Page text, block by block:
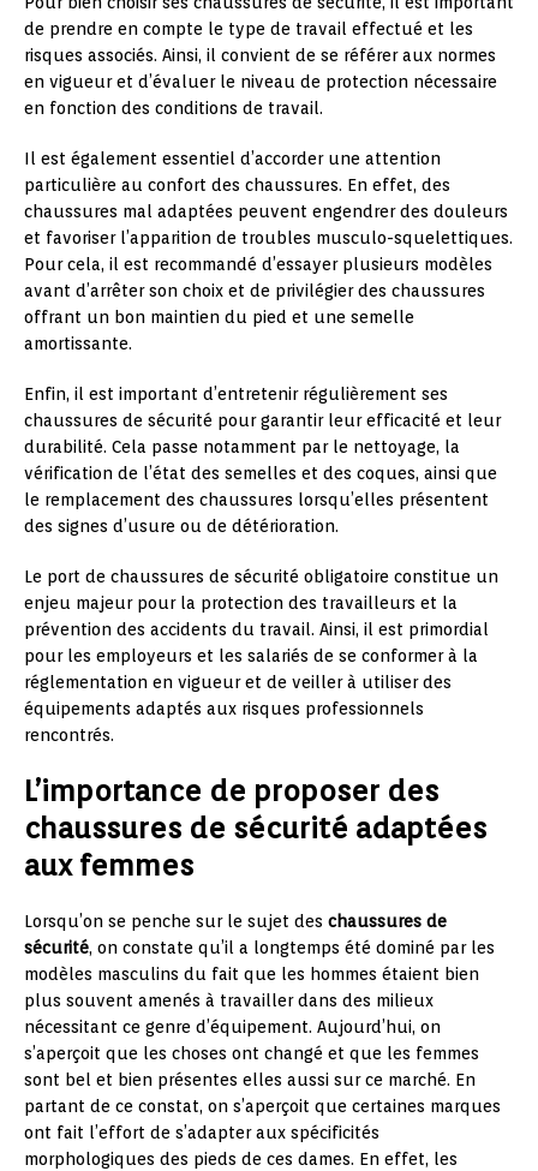
de prendre en compte le type de travail effectué et les
risques associés. Ainsi, il convient de se référer aux normes
en vigueur et d’évaluer le niveau de protection nécessaire
en fonction des conditions de travail.
Il est également essentiel d’accorder une attention
particulière au confort des chaussures. En effet, des
chaussures mal adaptées peuvent engendrer des douleurs
et favoriser l’apparition de troubles musculo-squelettiques.
Pour cela, il est recommandé d’essayer plusieurs modèles
avant d’arrêter son choix et de privilégier des chaussures
offrant un bon maintien du pied et une semelle
amortissante.
Enfin, il est important d’entretenir régulièrement ses
chaussures de sécurité pour garantir leur efficacité et leur
durabilité. Cela passe notamment par le nettoyage, la
vérification de l’état des semelles et des coques, ainsi que
le remplacement des chaussures lorsqu’elles présentent
des signes d’usure ou de détérioration.
Le port de chaussures de sécurité obligatoire constitue un
enjeu majeur pour la protection des travailleurs et la
prévention des accidents du travail. Ainsi, il est primordial
pour les employeurs et les salariés de se conformer à la
réglementation en vigueur et de veiller à utiliser des
équipements adaptés aux risques professionnels
rencontrés.
L’importance de proposer des
chaussures de sécurité adaptées
aux femmes
Lorsqu’on se penche sur le sujet des chaussures de
sécurité, on constate qu’il a longtemps été dominé par les
modèles masculins du fait que les hommes étaient bien
plus souvent amenés à travailler dans des milieux
nécessitant ce genre d’équipement. Aujourd’hui, on
s’aperçoit que les choses ont changé et que les femmes
sont bel et bien présentes elles aussi sur ce marché. En
partant de ce constat, on s’aperçoit que certaines marques
ont fait l’effort de s’adapter aux spécificités
morphologiques des pieds de ces dames. En effet, les